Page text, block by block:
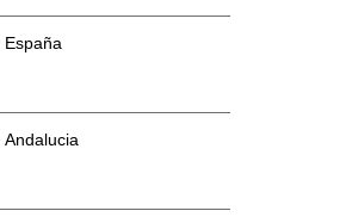
España
Andalucia